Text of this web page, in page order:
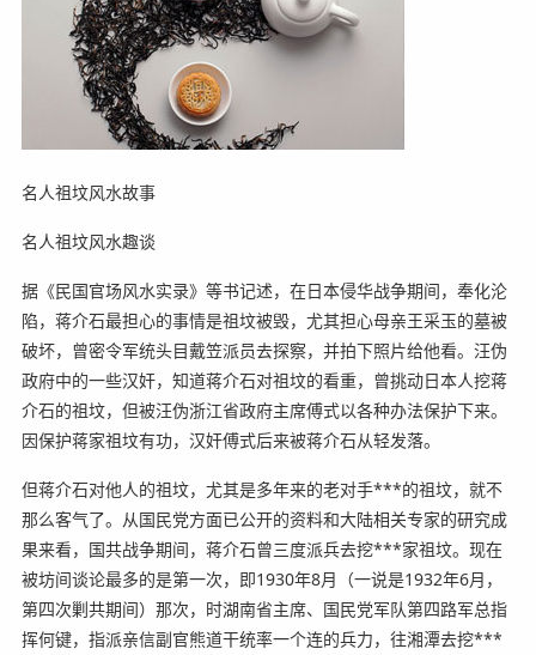
名人祖坟风水故事
名人祖坟风水趣谈
据《民国官场风水实录》等书记述，在日本侵华战争期间，奉化沦
陷，蒋介石最担心的事情是祖坟被毁，尤其担心母亲王采玉的墓被
破坏，曾密令军统头目戴笠派员去探察，并拍下照片给他看。汪伪
政府中的一些汉奸，知道蒋介石对祖坟的看重，曾挑动日本人挖蒋
介石的祖坟，但被汪伪浙江省政府主席傅式以各种办法保护下来。
因保护蒋家祖坟有功，汉奸傅式后来被蒋介石从轻发落。
但蒋介石对他人的祖坟，尤其是多年来的老对手***的祖坟，就不
那么客气了。从国民党方面已公开的资料和大陆相关专家的研究成
果来看，国共战争期间，蒋介石曾三度派兵去挖***家祖坟。现在
被坊间谈论最多的是第一次，即1930年8月（一说是1932年6月，
第四次剿共期间）那次，时湖南省主席、国民党军队第四路军总指
挥何键，指派亲信副官熊道干统率一个连的兵力，往湘潭去挖***